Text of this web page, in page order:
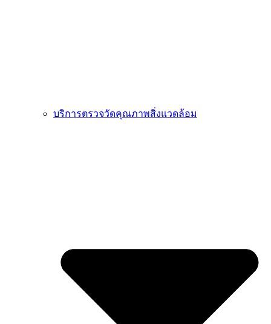
บริการตรวจวัดคุณภาพสิ่งแวดล้อม